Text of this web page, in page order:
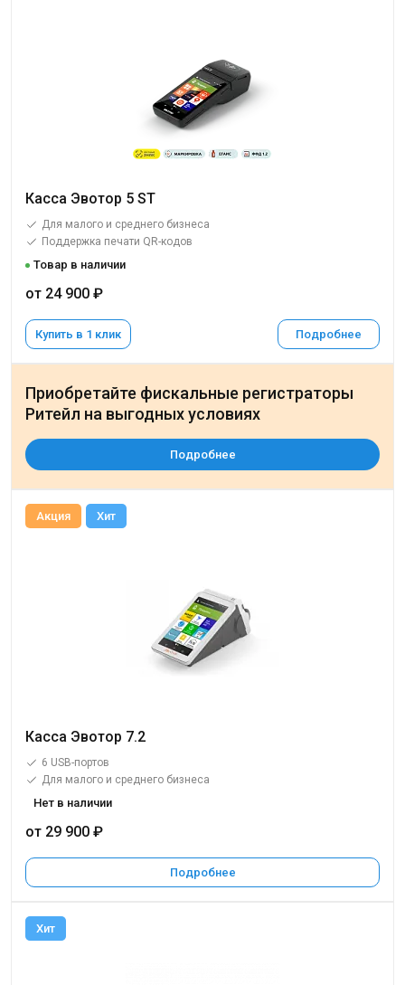
Касса Эвотор 5 ST
Для малого и среднего бизнеса
Поддержка печати QR-кодов
Товар в наличии
от 24 900 ₽
Купить в 1 клик Подробнее
Акция Хит
Касса Эвотор 7.2
6 USB-портов
Для малого и среднего бизнеса
Нет в наличии
от 29 900 ₽
Подробнее
Хит
Приобретайте фискальные регистраторы
Ритейл на выгодных условиях
Подробнее